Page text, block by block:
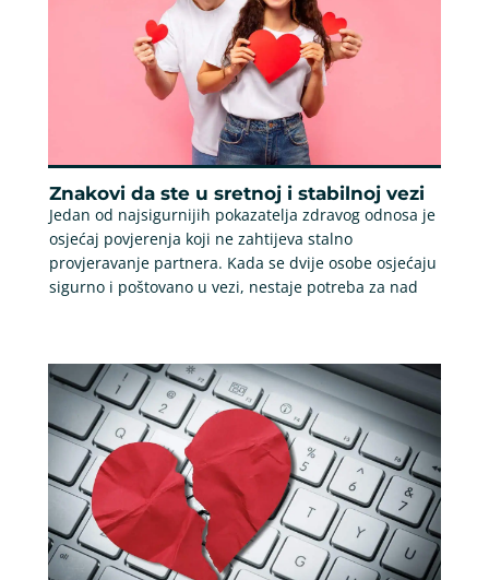
Znakovi da ste u sretnoj i stabilnoj vezi
Jedan od najsigurnijih pokazatelja zdravog odnosa je
osjećaj povjerenja koji ne zahtijeva stalno
provjeravanje partnera. Kada se dvije osobe osjećaju
sigurno i poštovano u vezi, nestaje potreba za nad